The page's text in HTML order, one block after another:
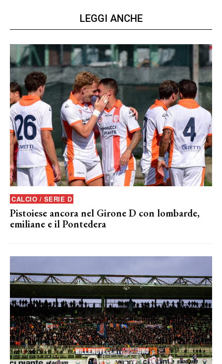
LEGGI ANCHE
CALCIO / SERIE D
Pistoiese ancora nel Girone D con lombarde,
emiliane e il Pontedera